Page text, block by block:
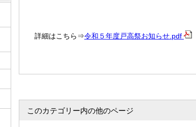
詳細はこちら⇒令和５年度戸高祭お知らせ.pdf
このカテゴリー内の他のページ